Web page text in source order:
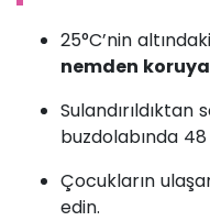
25°C’nin
nemden
Sulandırıldıktan
buzdolabında
Çocukların
edin.